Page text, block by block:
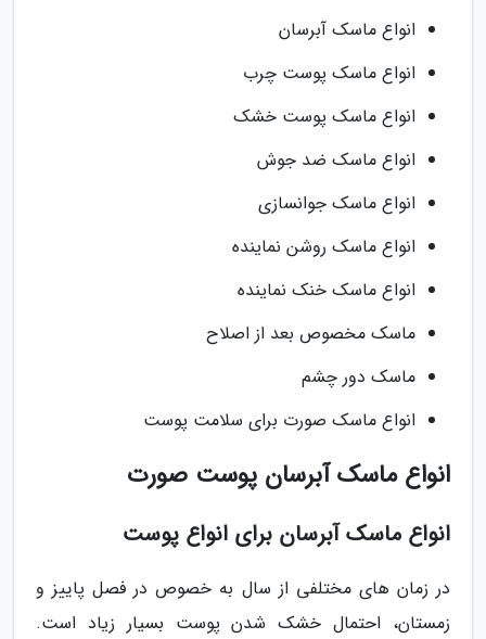
انواع ماسک آبرسان
انواع ماسک پوست چرب
انواع ماسک پوست خشک
انواع ماسک ضد جوش
انواع ماسک جوانسازی
انواع ماسک روشن نماینده
انواع ماسک خنک نماینده
ماسک مخصوص بعد از اصلاح
ماسک دور چشم
انواع ماسک صورت برای سلامت پوست
انواع ماسک آبرسان پوست صورت
انواع ماسک آبرسان برای انواع پوست
در زمان های مختلفی از سال به خصوص در فصل پاییز و
زمستان، احتمال خشک شدن پوست بسیار زیاد است.